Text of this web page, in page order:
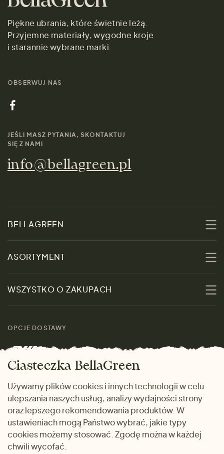
Piękne ubrania, które świetnie leżą.
Przyjemne materiały, wygodne kroje
i starannie wybrane marki.
OBSERWUJ NAS
JEŚLI MASZ PYTANIA, SKONTAKTUJ
SIĘ Z NAMI
info@bellagreen.pl
BELLAGREEN
Zrównoważoność
Skontaktuj się z nami
Marki
ASORTYMENT
Kobiety
Mężczyźni
Prezenty
WSZYSTKO O ZAKUPACH
rozmiarach
Zwrot towaru
Dlaczego warto kupować
u nas
OPCJE DOSTAWY
METODY PŁATNOŚCI
Ciasteczka BellaGreen
Używamy plików cookies i innych technologii w celu
ulepszania naszych usług, analizy wydajności strony
oraz lepszego rekomendowania produktów. W
ustawieniach mogą Państwo wybrać, jakie typy
cookies możemy stosować. Zgodę można w każdej
chwili wycofać.